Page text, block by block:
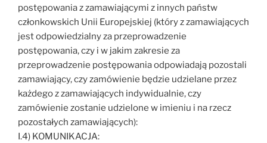
postępowania z zamawiającymi z innych państw
członkowskich Unii Europejskiej (który z zamawiających
jest odpowiedzialny za przeprowadzenie
postępowania, czy i w jakim zakresie za
przeprowadzenie postępowania odpowiadają pozostali
zamawiający, czy zamówienie będzie udzielane przez
każdego z zamawiających indywidualnie, czy
zamówienie zostanie udzielone w imieniu i na rzecz
pozostałych zamawiających):
I.4) KOMUNIKACJA: